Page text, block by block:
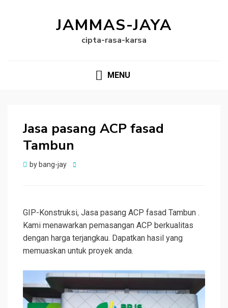
JAMMAS-JAYA
cipta-rasa-karsa
MENU
Jasa pasang ACP fasad
Tambun
by bang-jay
Posted
GIP-Konstruksi, Jasa pasang ACP fasad Tambun .
Kami menawarkan pemasangan ACP berkualitas
dengan harga terjangkau. Dapatkan hasil yang
memuaskan untuk proyek anda.